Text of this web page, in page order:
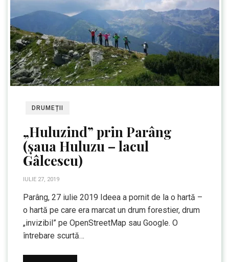
DRUMEȚII
„Huluzind” prin Parâng
(șaua Huluzu – lacul
Gâlcescu)
IULIE 27, 2019
Parâng, 27 iulie 2019 Ideea a pornit de la o hartă –
o hartă pe care era marcat un drum forestier, drum
„invizibil” pe OpenStreetMap sau Google. O
întrebare scurtă…